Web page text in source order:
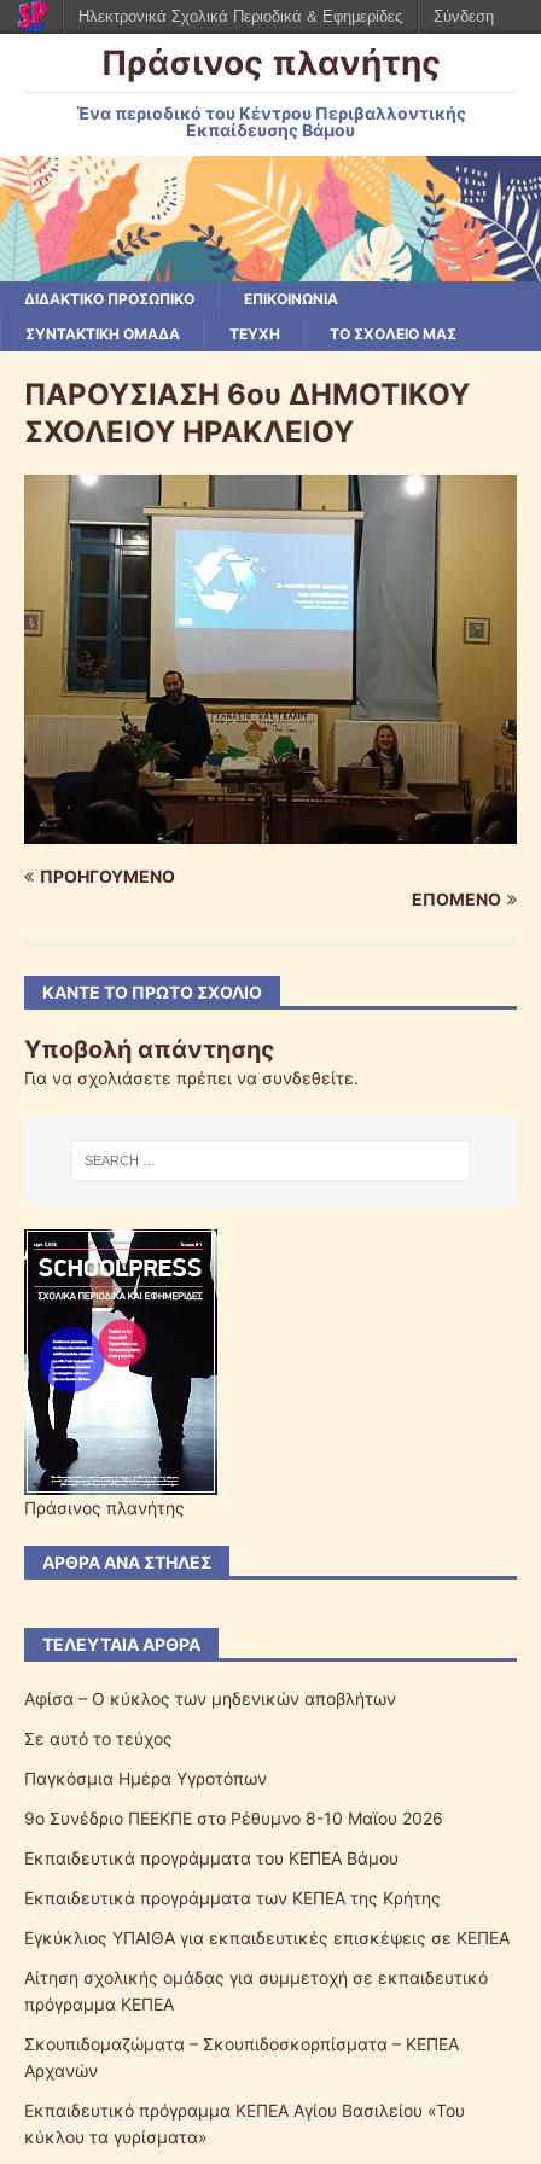
Πράσινος πλανήτης
Ένα περιοδικό του Κέντρου Περιβαλλοντικής
Εκπαίδευσης Βάμου
ΔΙΔΑΚΤΙΚΟ ΠΡΟΣΩΠΙΚΟ
ΕΠΙΚΟΙΝΩΝΙΑ
ΣΥΝΤΑΚΤΙΚΗ ΟΜΑΔΑ
ΤΕΥΧΗ ΤΟ ΣΧΟΛΕΙΟ ΜΑΣ
ΠΑΡΟΥΣΙΑΣΗ 6ου ΔΗΜΟΤΙΚΟΥ
ΣΧΟΛΕΙΟΥ ΗΡΑΚΛΕΙΟΥ
ΠΡΟΗΓΟΎΜΕΝΟ
ΕΠΌΜΕΝΟ
ΚΆΝΤΕ ΤΟ ΠΡΏΤΟ ΣΧΌΛΙΟ
Υποβολή απάντησης
Για να σχολιάσετε πρέπει να συνδεθείτε.
Πράσινος πλανήτης
ΆΡΘΡΑ ΑΝΆ ΣΤΉΛΕΣ
ΤΕΛΕΥΤΑΊΑ ΆΡΘΡΑ
Αφίσα – Ο κύκλος των μηδενικών αποβλήτων
Σε αυτό το τεύχος
Παγκόσμια Ημέρα Υγροτόπων
9ο Συνέδριο ΠΕΕΚΠΕ στο Ρέθυμνο 8-10 Μαϊου 2026
Εκπαιδευτικά προγράμματα του ΚΕΠΕΑ Βάμου
Εκπαιδευτικά προγράμματα των ΚΕΠΕΑ της Κρήτης
Εγκύκλιος ΥΠΑΙΘΑ για εκπαιδευτικές επισκέψεις σε ΚΕΠΕΑ
Αίτηση σχολικής ομάδας για συμμετοχή σε εκπαιδευτικό
πρόγραμμα ΚΕΠΕΑ
Σκουπιδομαζώματα – Σκουπιδοσκορπίσματα – ΚΕΠΕΑ
Αρχανών
Εκπαιδευτικό πρόγραμμα ΚΕΠΕΑ Αγίου Βασιλείου «Του
κύκλου τα γυρίσματα»
Ηλεκτρονικά Σχολικά Περιοδικά & Εφημερίδες Σύνδεση